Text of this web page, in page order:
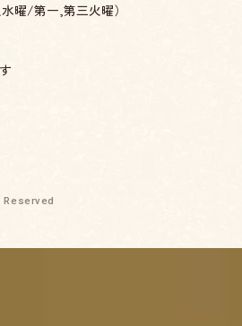
曜/第一,第三火曜）
Reserved